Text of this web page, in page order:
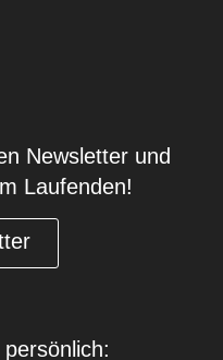
Newsletter und
Laufenden!